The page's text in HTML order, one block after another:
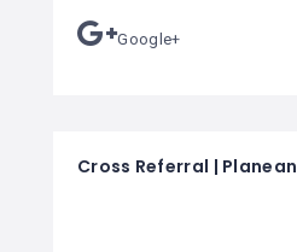
Google+
Cross Referral |